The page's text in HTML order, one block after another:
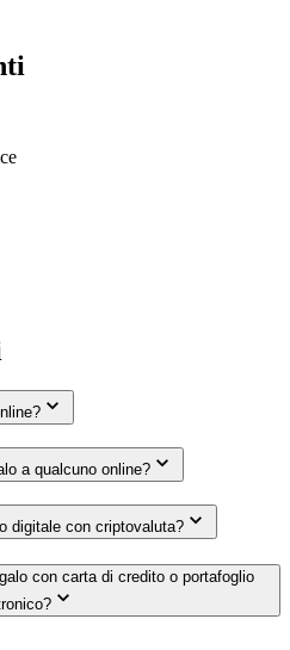
a qualcuno online?
digitale con criptovaluta?
con carta di credito o portafoglio